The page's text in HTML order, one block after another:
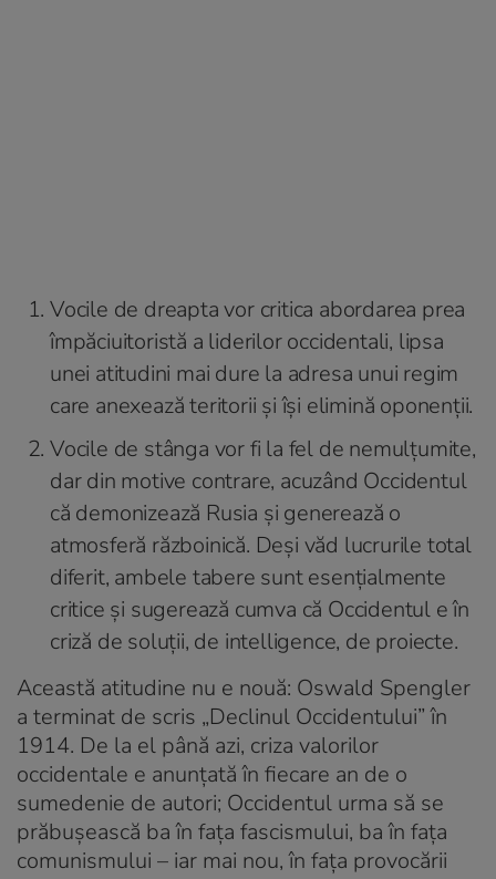
Vocile de dreapta vor critica abordarea prea
împăciuitoristă a liderilor occidentali, lipsa
unei atitudini mai dure la adresa unui regim
care anexează teritorii și își elimină oponenții.
Vocile de stânga vor fi la fel de nemulțumite,
dar din motive contrare, acuzând Occidentul
că demonizează Rusia și generează o
atmosferă războinică. Deși văd lucrurile total
diferit, ambele tabere sunt esențialmente
critice și sugerează cumva că Occidentul e în
criză de soluții, de intelligence, de proiecte.
Această atitudine nu e nouă: Oswald Spengler
a terminat de scris „Declinul Occidentului” în
1914. De la el până azi, criza valorilor
occidentale e anunțată în fiecare an de o
sumedenie de autori; Occidentul urma să se
prăbușească ba în fața fascismului, ba în fața
comunismului – iar mai nou, în fața provocării